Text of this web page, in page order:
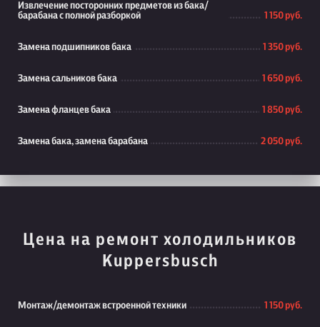
Извлечение посторонних предметов из бака/
барабана с полной разборкой
1 150 руб.
Замена подшипников бака 1 350 руб.
Замена сальников бака 1 650 руб.
Замена фланцев бака 1 850 руб.
Замена бака, замена барабана 2 050 руб.
Цена на ремонт холодильников
Kuppersbusch
Монтаж/демонтаж встроенной техники 1 150 руб.